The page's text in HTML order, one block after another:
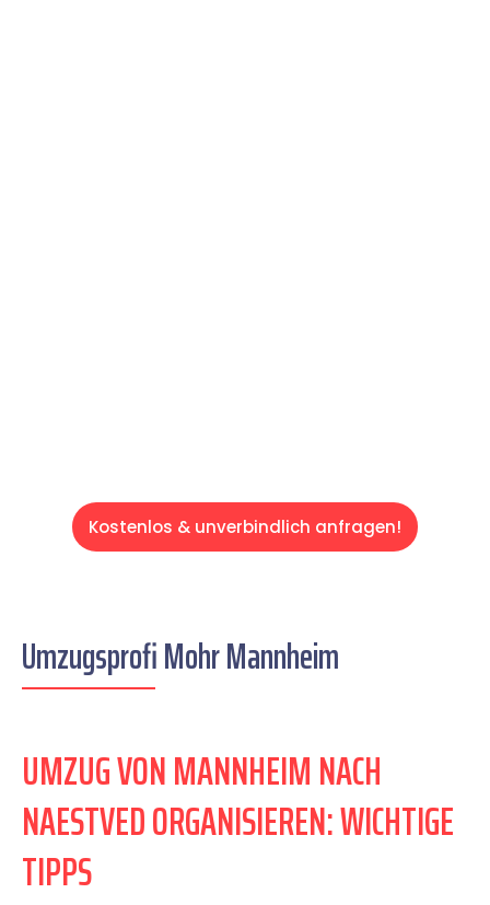
Kostenlos & unverbindlich anfragen!
Umzugsprofi Mohr Mannheim
UMZUG VON MANNHEIM NACH
NAESTVED ORGANISIEREN: WICHTIGE
TIPPS